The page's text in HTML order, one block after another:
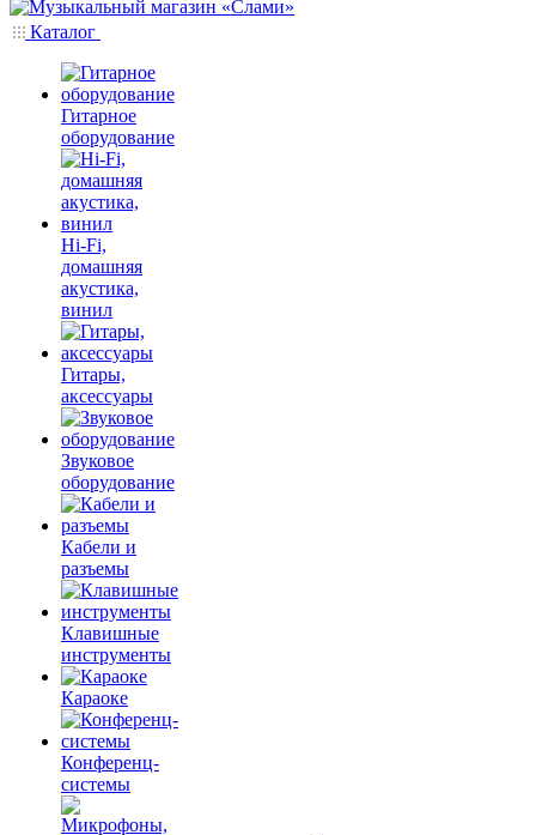
Каталог
Гитарное
оборудование
Hi-Fi,
домашняя
акустика,
винил
Гитары,
аксессуары
Звуковое
оборудование
Кабели и
разъемы
Клавишные
инструменты
Караоке
Конференц-
системы